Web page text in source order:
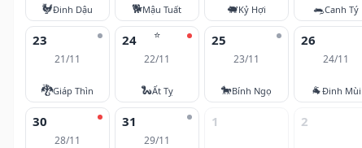
🐓Đinh Dậu 🐕Mậu Tuất 🐖Kỷ Hợi 🐀Canh Tý
23
21/11
🐉Giáp Thìn
⭐
24
22/11
🐍Ất Tỵ
25
23/11
🐎Bính Ngọ
26
24/11
🐐Đinh Mùi
30
28/11
31
29/11
1 2